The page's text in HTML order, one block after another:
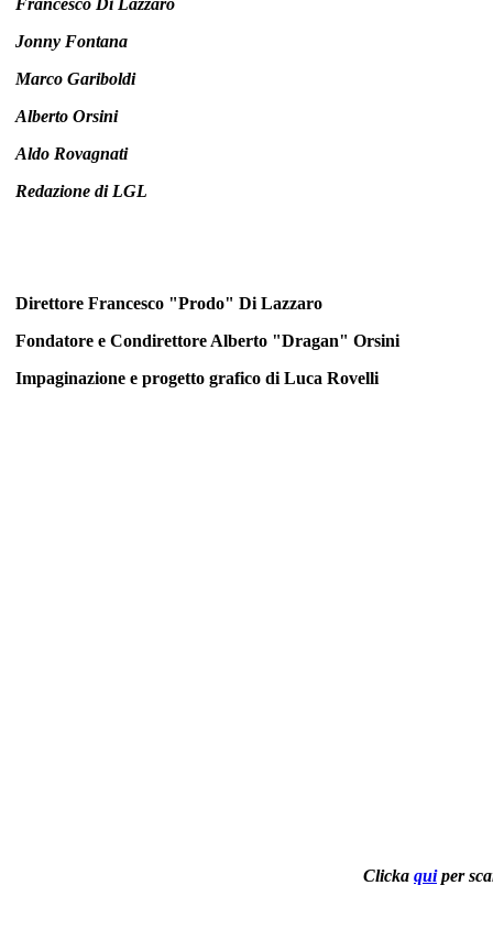
Jonny Fontana
Marco Gariboldi
Alberto Orsini
Aldo Rovagnati
Redazione di LGL
Direttore Francesco "Prodo" Di Lazzaro
Fondatore e Condirettore Alberto "Dragan" Orsini
Impaginazione e progetto grafico di Luca Rovelli
Clicka quiper